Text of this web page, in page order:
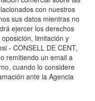
con nuestros
sus datos mientras no
ejercer los derechos
limitación y
- CONSELL DE CENT,
remitiendo un email a
cuando lo considere
ante la Agencia